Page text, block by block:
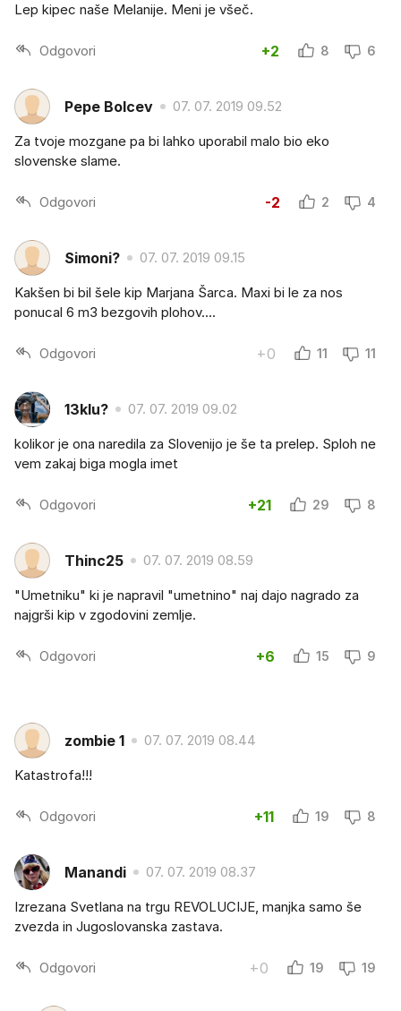
Lep kipec naše Melanije. Meni je všeč.
Odgovori +2 8 6
Pepe Bolcev 07. 07. 2019 09.52
Za tvoje mozgane pa bi lahko uporabil malo bio eko
slovenske slame.
Odgovori -2 2 4
Simoni? 07. 07. 2019 09.15
Kakšen bi bil šele kip Marjana Šarca. Maxi bi le za nos
ponucal 6 m3 bezgovih plohov....
Odgovori +0 11 11
13klu? 07. 07. 2019 09.02
kolikor je ona naredila za Slovenijo je še ta prelep. Sploh ne
vem zakaj biga mogla imet
Odgovori +21 29 8
Thinc25 07. 07. 2019 08.59
"Umetniku" ki je napravil "umetnino" naj dajo nagrado za
najgrši kip v zgodovini zemlje.
Odgovori +6 15 9
zombie 1 07. 07. 2019 08.44
Katastrofa!!!
Odgovori +11 19 8
Manandi 07. 07. 2019 08.37
Izrezana Svetlana na trgu REVOLUCIJE, manjka samo še
zvezda in Jugoslovanska zastava.
Odgovori +0 19 19